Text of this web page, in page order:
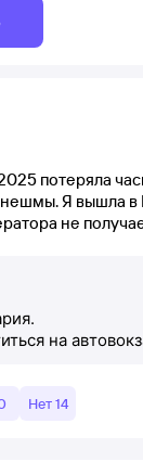
потеряла
Я вышла в
не
на
Нет 14